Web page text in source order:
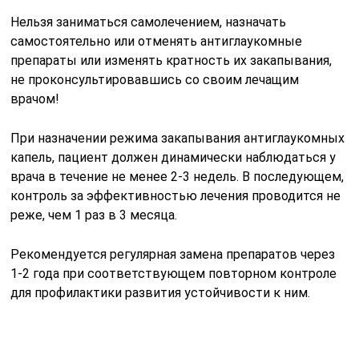
Нельзя заниматься самолечением, назначать
самостоятельно или отменять антиглаукомные
препараты или изменять кратность их закапывания,
не проконсультировавшись со своим лечащим
врачом!
При назначении режима закапывания антиглаукомных
капель, пациент должен динамически наблюдаться у
врача в течение не менее 2-3 недель. В последующем,
контроль за эффективностью лечения проводится не
реже, чем 1 раз в 3 месяца.
Рекомендуется регулярная замена препаратов через
1-2 года при соответствующем повторном контроле
для профилактики развития устойчивости к ним.